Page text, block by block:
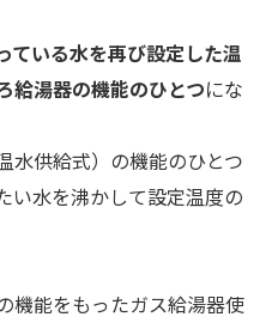
ている水を再び設定した温
給湯器の機能のひとつにな
水供給式）の機能のひとつ
い水を沸かして設定温度の
機能をもったガス給湯器使